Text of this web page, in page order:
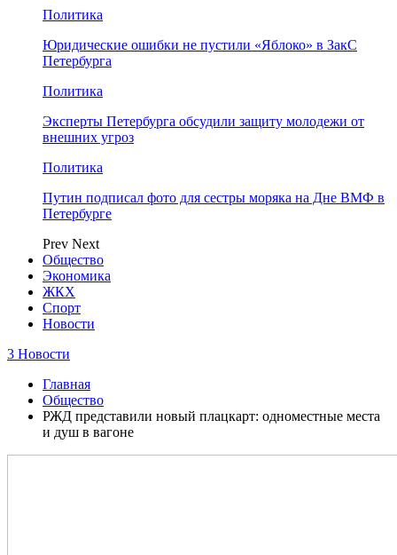
Политика
Юридические ошибки не пустили «Яблоко» в ЗакС
Петербурга
Политика
Эксперты Петербурга обсудили защиту молодежи от
внешних угроз
Политика
Путин подписал фото для сестры моряка на Дне ВМФ в
Петербурге
Prev Next
Общество
Экономика
ЖКХ
Спорт
Новости
3 Новости
Главная
Общество
РЖД представили новый плацкарт: одноместные места
и душ в вагоне